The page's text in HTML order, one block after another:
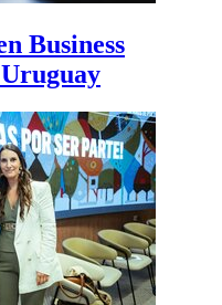
Business